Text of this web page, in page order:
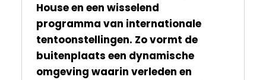
House en een wisselend
programma van internationale
tentoonstellingen. Zo vormt de
buitenplaats een dynamische
omgeving waarin verleden en